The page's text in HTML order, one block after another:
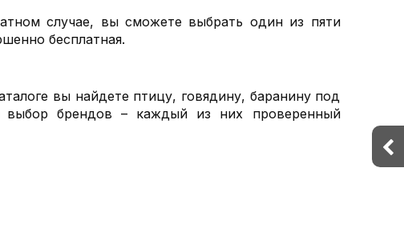
случае, вы сможете выбрать один из пяти
бесплатная.
вы найдете птицу, говядину, баранину под
выбор брендов – каждый из них проверенный